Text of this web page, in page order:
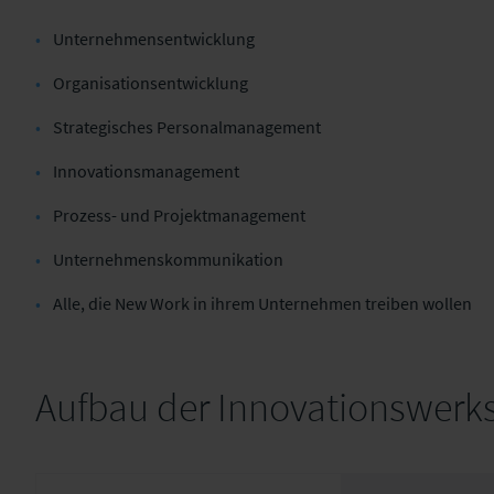
Unternehmensentwicklung
Organisationsentwicklung
Strategisches Personalmanagement
Innovationsmanagement
Prozess- und Projektmanagement
Unternehmenskommunikation
Alle, die New Work in ihrem Unternehmen treiben wollen
Aufbau der